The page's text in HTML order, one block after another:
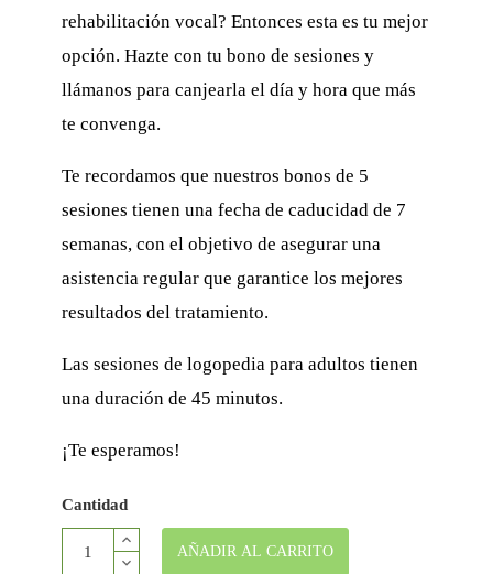
rehabilitación vocal? Entonces esta es tu mejor
opción. Hazte con tu bono de sesiones y
llámanos para canjearla el día y hora que más
te convenga.
Te recordamos que nuestros bonos de 5
sesiones tienen una fecha de caducidad de 7
semanas, con el objetivo de asegurar una
asistencia regular que garantice los mejores
resultados del tratamiento.
Las sesiones de logopedia para adultos tienen
una duración de 45 minutos.
¡Te esperamos!
Cantidad
AÑADIR AL CARRITO